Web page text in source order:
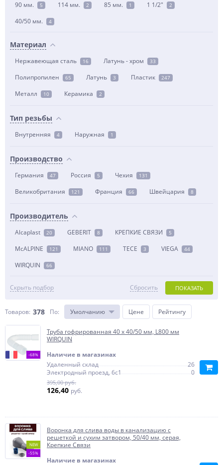
90 мм. 5 114 мм. 2 85 мм. 1 1 1/2" 2
40/50 мм. 4
Материал
Нержавеющая сталь 16 Латунь - хром 33
Полипропилен 65 Латунь 3 Пластик 247
Металл 10 Керамика 2
Тип резьбы
Внутренняя 4 Наружная 1
Производство
Германия 47 Россия 5 Чехия 131
Великобритания 121 Франция 66 Швейцария 8
Производитель
Alcaplast 20 GEBERIT 8 КРЕПКИЕ СВЯЗИ 5
McALPINE 121 MIANO 111 TECE 3 VIEGA 44
WIRQUIN 66
Скрыть подбор ПОКАЗАТЬ
Сбросить
Товаров: 378 По: Умолчанию Цене Рейтингу
-68%
Труба гофрированная 40 х 40/50 мм, L800 мм
WIRQUIN
Наличие в магазинах
Удаленный склад
26
Электродный проезд, 6с1
0
395,00 руб.
126,40 руб.
NEW
-55%
Воронка для слива воды в канализацию с
решеткой и сухим затвором, 50/40 мм, серая,
Крепкие Связи
Наличие в магазинах